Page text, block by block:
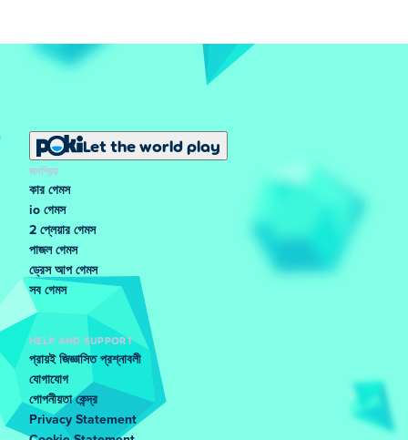
Let the world play
জনপ্রিয়
কার গেমস
io গেমস
2 প্লেয়ার গেমস
পাজল গেমস
ড্রেস আপ গেমস
সব গেমস
HELP AND SUPPORT
প্রায়ই জিজ্ঞাসিত প্রশ্নাবলী
যোগাযোগ
গোপনীয়তা কেন্দ্র
Privacy Statement